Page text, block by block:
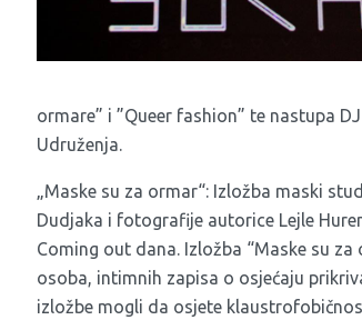
ormare” i ”Queer fashion” te nastupa
Udruženja.
„Maske su za ormar“: Izložba maski
Dudjaka i fotografije autorice Lejle
Coming out dana. Izložba “Maske su
osoba, intimnih zapisa o osjećaju
izložbe mogli da osjete